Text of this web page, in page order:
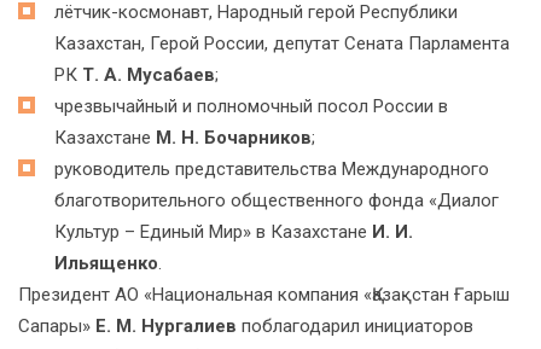
лётчик-космонавт, Народный герой Республики
Казахстан, Герой России, депутат Сената Парламента
РК Т. А. Мусабаев;
чрезвычайный и полномочный посол России в
Казахстане М. Н. Бочарников;
руководитель представительства Международного
благотворительного общественного фонда «Диалог
Культур – Единый Мир» в Казахстане И. И.
Ильященко.
Президент АО «Национальная компания «Қазақстан Ғарыш
Сапары» Е. М. Нургалиев поблагодарил инициаторов